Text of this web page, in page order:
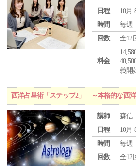
日程
10月
時間
毎週
回数
全12
料金
義開
西洋占星術「ステップ2」 ～本格的な西
講師
森
日程
10月
時間
毎週
回数
全12